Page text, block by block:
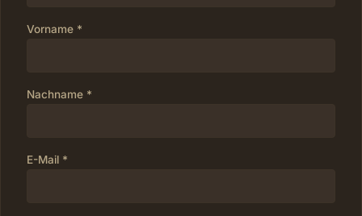
Vorname *
Nachname *
E-Mail *